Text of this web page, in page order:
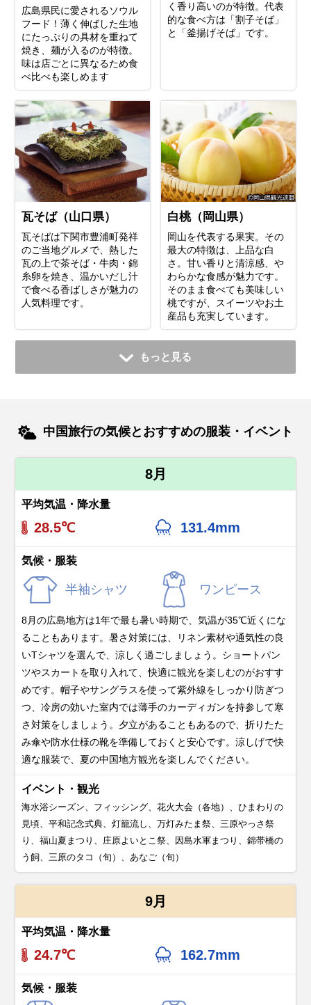
広島県民に愛されるソウル
フード！薄く伸ばした生地
にたっぷりの具材を重ねて
焼き、麺が入るのが特徴。
味は店ごとに異なるため食
べ比べも楽しめます
く香り高いのが特徴。代表
的な食べ方は「割子そば」
と「釜揚げそば」です。
瓦そば（山口県）
瓦そばは下関市豊浦町発祥
のご当地グルメで、熱した
瓦の上で茶そば・牛肉・錦
糸卵を焼き、温かいだし汁
で食べる香ばしさが魅力の
人気料理です。
白桃（岡山県）
岡山を代表する果実。その
最大の特徴は、上品な白
さ。甘い香りと清涼感、や
わらかな食感が魅力です。
そのまま食べても美味しい
桃ですが、スイーツやお土
産品も充実しています。
もっと見る
中国旅行の気候とおすすめの服装・イベント
8月
平均気温・降水量
28.5℃ 131.4mm
気候・服装
半袖シャツ ワンピース
8月の広島地方は1年で最も暑い時期で、気温が35℃近くにな
ることもあります。暑さ対策には、リネン素材や通気性の良
いTシャツを選んで、涼しく過ごしましょう。ショートパン
ツやスカートを取り入れて、快適に観光を楽しむのがおすす
めです。帽子やサングラスを使って紫外線をしっかり防ぎつ
つ、冷房の効いた室内では薄手のカーディガンを持参して寒
さ対策をしましょう。夕立があることもあるので、折りたた
み傘や防水仕様の靴を準備しておくと安心です。涼しげで快
適な服装で、夏の中国地方観光を楽しんでください。
イベント・観光
海水浴シーズン、フィッシング、花火大会（各地）、ひまわりの
見頃、平和記念式典、灯籠流し、万灯みたま祭、三原やっさ祭
り、福山夏まつり、庄原よいとこ祭、因島水軍まつり、錦帯橋の
う飼、三原のタコ（旬）、あなご（旬）
9月
平均気温・降水量
24.7℃ 162.7mm
気候・服装